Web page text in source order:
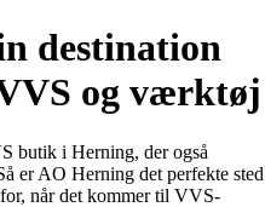
destination
og værktøj
butik i Herning, der også
er AO Herning det perfekte sted
når det kommer til VVS-